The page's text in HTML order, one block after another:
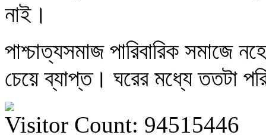
নাই।
পাশ্চাত্যসমাজ পারিবারিক সমাজে
চেয়ে ব্যাপ্ত। ঘরের মধ্যে ততটা
Visitor Count: 94515446